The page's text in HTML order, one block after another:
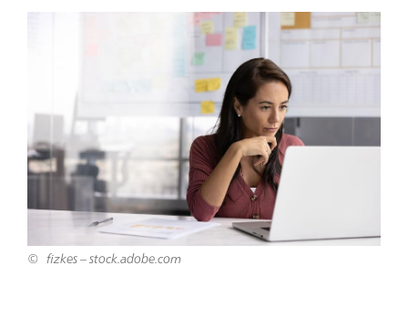
Teaser
fizkes – stock.adobe.com